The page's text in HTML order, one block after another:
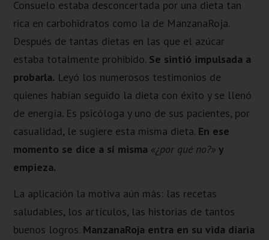
Consuelo estaba desconcertada por una dieta tan
rica en carbohidratos como la de ManzanaRoja.
Después de tantas dietas en las que el azúcar
estaba totalmente prohibido. Se sintió impulsada a
probarla. Leyó los numerosos testimonios de
quienes habían seguido la dieta con éxito y se llenó
de energía. Es psicóloga y uno de sus pacientes, por
casualidad, le sugiere esta misma dieta. En ese
momento se dice a sí misma «¿por qué no?» y
empieza.
La aplicación la motiva aún más: las recetas
saludables, los artículos, las historias de tantos
buenos logros. ManzanaRoja entra en su vida diaria